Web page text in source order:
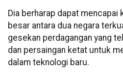
Dia berharap dapat mencapai
besar antara dua negara
gesekan perdagangan yang
dan persaingan ketat untuk
dalam teknologi baru.